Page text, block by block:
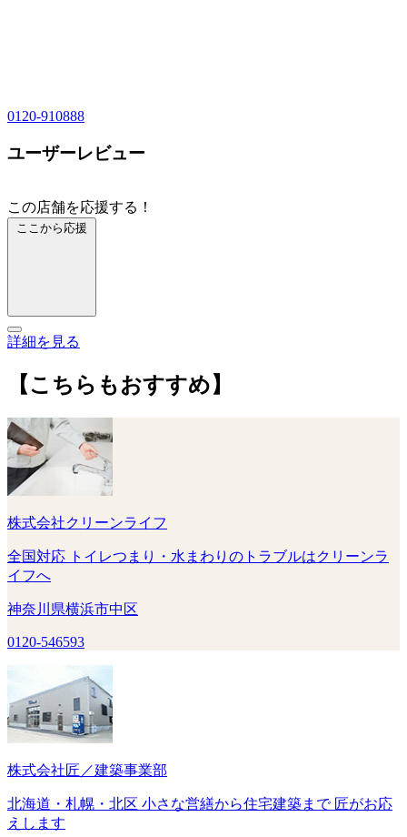
0120-910888
ユーザーレビュー
この店舗を応援する！
ここから応援
詳細を見る
【こちらもおすすめ】
株式会社クリーンライフ
全国対応 トイレつまり・水まわりのトラブルはクリーンラ
イフへ
神奈川県横浜市中区
0120-546593
株式会社匠／建築事業部
北海道・札幌・北区 小さな営繕から住宅建築まで 匠がお応
えします